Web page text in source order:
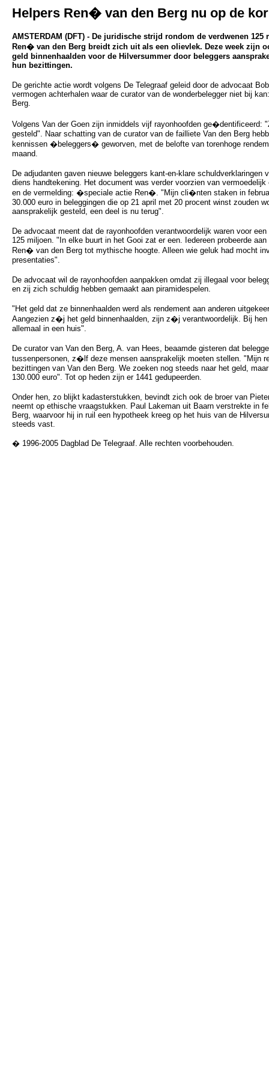
Helpers Ren� van den Berg nu op de
AMSTERDAM (DFT) - De juridische strijd rondom de verdwenen
Ren� van den Berg breidt zich uit als een olievlek. Deze week zijn
geld binnenhaalden voor de Hilversummer door beleggers
hun bezittingen.
De gerichte actie wordt volgens De Telegraaf geleid door de advocaat
vermogen achterhalen waar de curator van de wonderbelegger niet bij
Berg.
Volgens Van der Goen zijn inmiddels vijf rayonhoofden ge�dentificeerd:
gesteld". Naar schatting van de curator van de failliete Van den Berg
kennissen �beleggers� geworven, met de belofte van torenhoge
maand.
De adjudanten gaven nieuwe beleggers kant-en-klare schuldverklaringen
diens handtekening. Het document was verder voorzien van
en de vermelding: �speciale actie Ren�. "Mijn cli�nten staken in
30.000 euro in beleggingen die op 21 april met 20 procent winst zouden
aansprakelijk gesteld, een deel is nu terug".
De advocaat meent dat de rayonhoofden verantwoordelijk waren voor
125 miljoen. "In elke buurt in het Gooi zat er een. Iedereen probeerde
Ren� van den Berg tot mythische hoogte. Alleen wie geluk had mocht
presentaties".
De advocaat wil de rayonhoofden aanpakken omdat zij illegaal voor
en zij zich schuldig hebben gemaakt aan piramidespelen.
"Het geld dat ze binnenhaalden werd als rendement aan anderen
Aangezien z�j het geld binnenhaalden, zijn z�j verantwoordelijk. Bij
allemaal in een huis".
De curator van Van den Berg, A. van Hees, beaamde gisteren dat
tussenpersonen, z�lf deze mensen aansprakelijk moeten stellen. "Mijn
bezittingen van Van den Berg. We zoeken nog steeds naar het geld,
130.000 euro". Tot op heden zijn er 1441 gedupeerden.
Onder hen, zo blijkt kadasterstukken, bevindt zich ook de broer van
neemt op ethische vraagstukken. Paul Lakeman uit Baarn verstrekte in
Berg, waarvoor hij in ruil een hypotheek kreeg op het huis van de
steeds vast.
� 1996-2005 Dagblad De Telegraaf. Alle rechten voorbehouden.